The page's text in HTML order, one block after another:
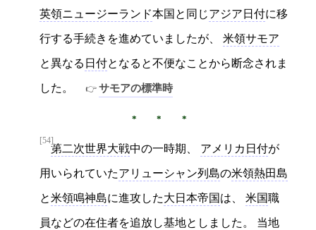
英領ニュージーランド本国と同じアジア日付に移
行する手続きを進めていましたが、 米領サモア
と異なる 日付となると不便なことから断念されま
した。 サモアの標準時
[54]
第二次世界大戦中の一時期、 アメリカ日付が
用いられていたアリューシャン列島の米領熱田島
と米領鳴神島に進攻した大日本帝国は、 米国職
員などの在住者を追放し基地としました。 当地